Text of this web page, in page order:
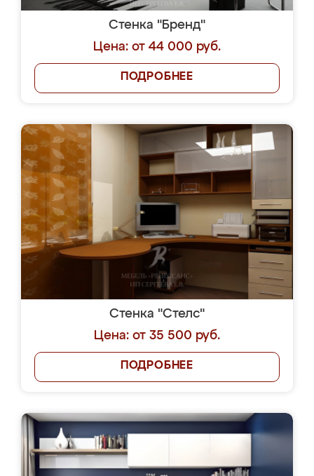
Стенка "Бренд"
Цена: от 44 000 руб.
ПОДРОБНЕЕ
Стенка "Стелс"
Цена: от 35 500 руб.
ПОДРОБНЕЕ